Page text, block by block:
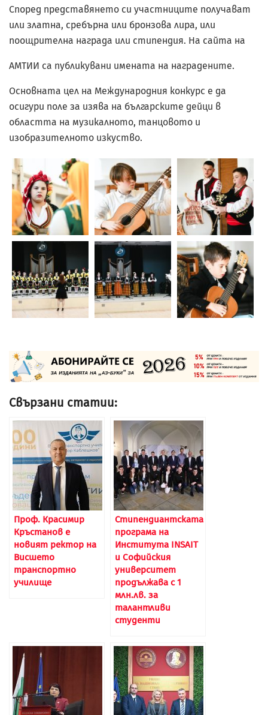
Според представянето си участниците получават
или златна, сребърна или бронзова лира, или
поощрителна награда или стипендия. На сайта на
АМТИИ са публикувани имената на наградените.
Основната цел на Международния конкурс е да
осигури поле за изява на българските дейци в
областта на музикалното, танцовото и
изобразителното изкуство.
Свързани статии:
Проф. Красимир
Кръстанов е
новият ректор на
Висшето
транспортно
училище
Стипендиантската
програма на
Института INSAIT
и Софийския
университет
продължава с 1
млн.лв. за
талантливи
студенти